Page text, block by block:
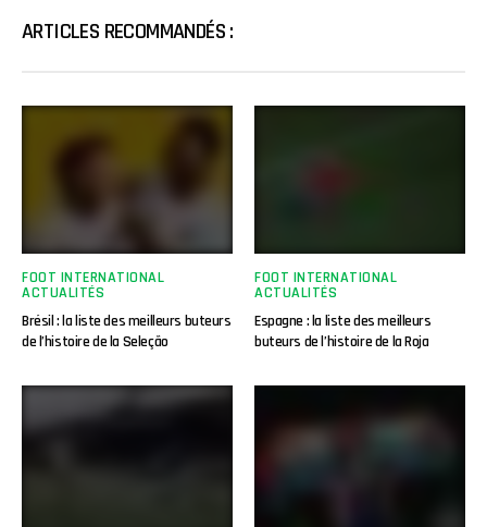
ARTICLES RECOMMANDÉS :
FOOT INTERNATIONAL
ACTUALITÉS
Brésil : la liste des meilleurs buteurs
de l’histoire de la Seleção
FOOT INTERNATIONAL
ACTUALITÉS
Espagne : la liste des meilleurs
buteurs de l’histoire de la Roja